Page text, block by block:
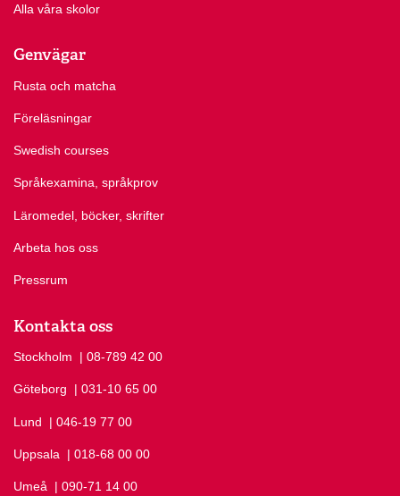
Alla våra skolor
Genvägar
Rusta och matcha
Föreläsningar
Swedish courses
Språkexamina, språkprov
Läromedel, böcker, skrifter
Arbeta hos oss
Pressrum
Kontakta oss
Stockholm Ring Stockholm på
| 08-789 42 00
Göteborg Ring Göteborg på
| 031-10 65 00
Lund Ring Lund på
| 046-19 77 00
Uppsala Ring Uppsala på
| 018-68 00 00
Umeå Ring Umeå på
| 090-71 14 00